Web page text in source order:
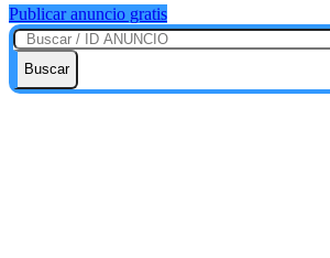
Publicar anuncio gratis
Buscar